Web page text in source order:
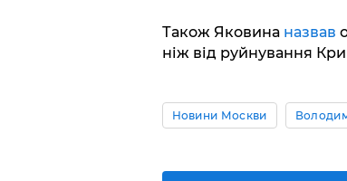
Також Яковина назвав
ніж від руйнування
Новини Москви